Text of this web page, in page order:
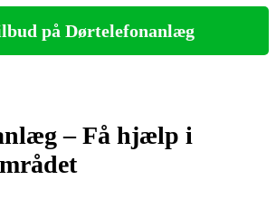
på Dørtelefonanlæg
– Få hjælp i